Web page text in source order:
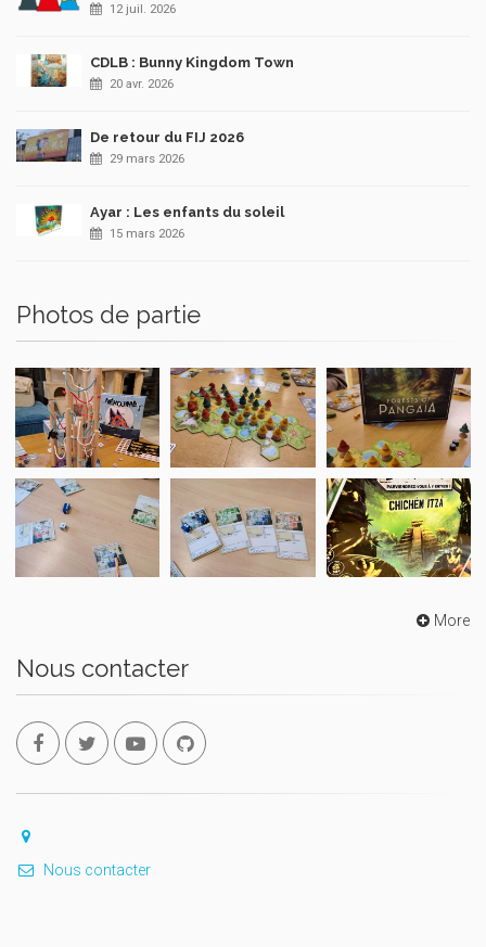
12 juil. 2026
CDLB : Bunny Kingdom Town
20 avr. 2026
De retour du FIJ 2026
29 mars 2026
Ayar : Les enfants du soleil
15 mars 2026
Photos de partie
More
Nous contacter
Nous contacter